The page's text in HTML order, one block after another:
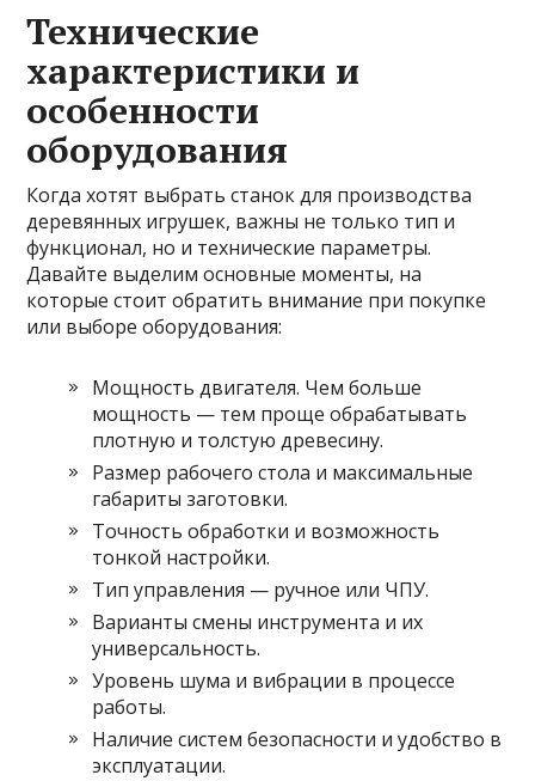
Технические
характеристики и
особенности
оборудования
Когда хотят выбрать станок для производства
деревянных игрушек, важны не только тип и
функционал, но и технические параметры.
Давайте выделим основные моменты, на
которые стоит обратить внимание при покупке
или выборе оборудования:
Мощность двигателя. Чем больше
мощность — тем проще обрабатывать
плотную и толстую древесину.
Размер рабочего стола и максимальные
габариты заготовки.
Точность обработки и возможность
тонкой настройки.
Тип управления — ручное или ЧПУ.
Варианты смены инструмента и их
универсальность.
Уровень шума и вибрации в процессе
работы.
Наличие систем безопасности и удобство в
эксплуатации.